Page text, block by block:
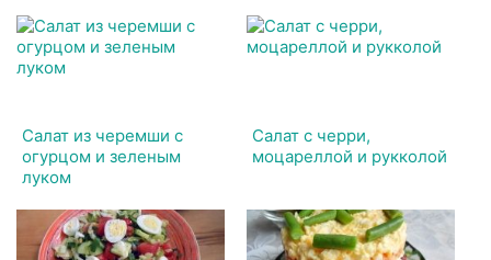
Салат из черемши с
огурцом и зеленым
луком
Салат с черри,
моцареллой и рукколой